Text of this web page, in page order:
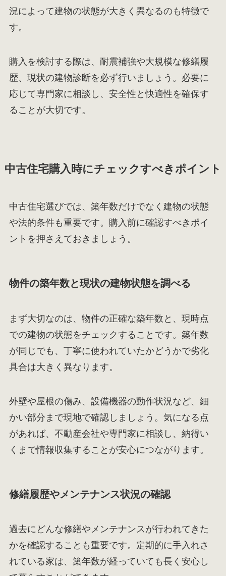
況によって建物の状態が大きく異なるのも特徴で
す。
購入を検討する際は、耐震補強や大規模な修繕履
歴、現状の建物診断を必ず行いましょう。必要に
応じて専門家に相談し、安全性と快適性を確保す
ることが大切です。
中古住宅購入時にチェックすべきポイント
中古住宅選びでは、築年数だけでなく建物の状態
や法的条件も重要です。購入前に確認すべきポイ
ントを押さえておきましょう。
物件の築年数と現状の建物状態を調べる
まず大切なのは、物件の正確な築年数と、現時点
での建物の状態をチェックすることです。築年数
が同じでも、丁寧に使われていたかどうかで劣化
具合は大きく異なります。
外壁や屋根の傷み、設備機器の動作状況など、細
かい部分まで現地で確認しましょう。気になる点
があれば、不動産会社や専門家に相談し、納得い
くまで情報収集することが安心につながります。
修繕履歴やメンテナンス状況の確認
過去にどんな修繕やメンテナンスが行われてきた
かを確認することも重要です。定期的に手入れさ
れている家は、築年数が経っていても長く安心し